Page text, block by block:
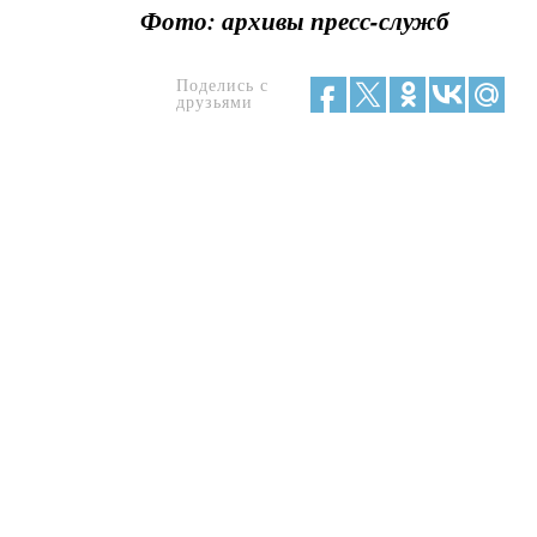
Фото: архивы пресс-служб
Поделись с
друзьями